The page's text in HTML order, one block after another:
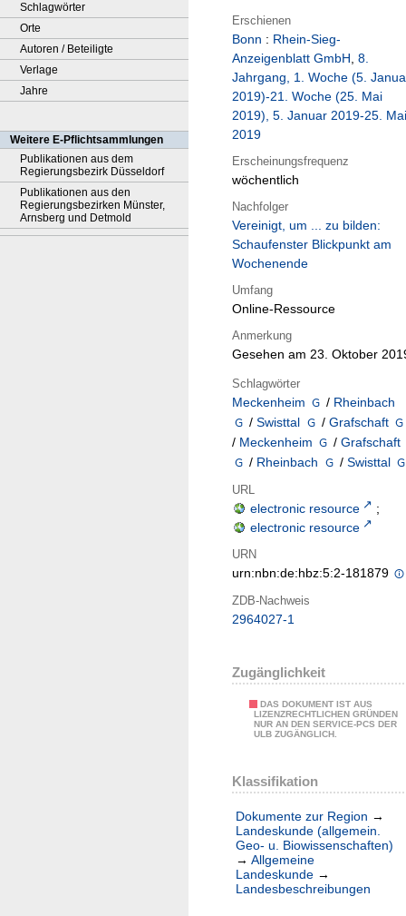
Schlagwörter
Orte
Autoren / Beteiligte
Verlage
Jahre
Weitere E-Pflichtsammlungen
Publikationen aus dem
Regierungsbezirk Düsseldorf
Publikationen aus den
Regierungsbezirken Münster,
Arnsberg und Detmold
Erschienen
Bonn : Rhein-Sieg-
Anzeigenblatt GmbH, 8.
Jahrgang, 1. Woche (5.
2019)-21. Woche (25. Mai
2019), 5. Januar 2019-25. Mai
2019
Erscheinungsfrequenz
wöchentlich
Nachfolger
Vereinigt, um ... zu bilden:
Schaufenster Blickpunkt am
Wochenende
Umfang
Online-Ressource
Anmerkung
Gesehen am 23. Oktober
Schlagwörter
Meckenheim / Rheinbach
/ Swisttal / Grafschaft
/ Meckenheim / Grafschaft
/ Rheinbach / Swisttal
URL
electronic resource
;
electronic resource
URN
urn:nbn:de:hbz:5:2-181879
ZDB-Nachweis
2964027-1
Zugänglichkeit
DAS DOKUMENT IST AUS
LIZENZRECHTLICHEN GRÜNDEN
NUR AN DEN SERVICE-PCS DER
ULB ZUGÄNGLICH.
Klassifikation
Dokumente zur Region →
Landeskunde (allgemein.
Geo- u. Biowissenschaften)
→ Allgemeine
Landeskunde →
Landesbeschreibungen